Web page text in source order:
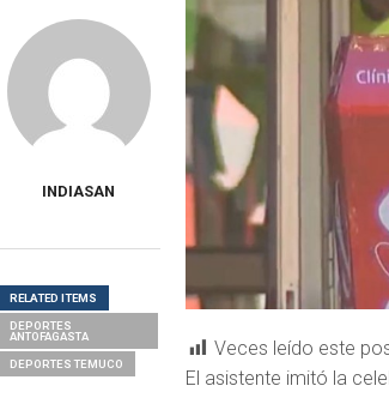
Veces leído este
El asistente imitó la
INDIASAN
RELATED ITEMS
DEPORTES
ANTOFAGASTA
DEPORTES TEMUCO